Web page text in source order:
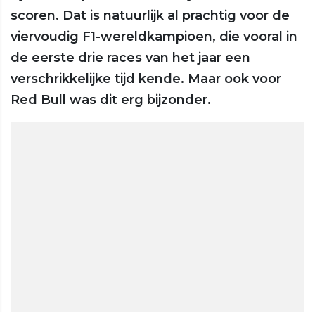
scoren. Dat is natuurlijk al prachtig voor de
viervoudig F1-wereldkampioen, die vooral in
de eerste drie races van het jaar een
verschrikkelijke tijd kende. Maar ook voor
Red Bull was dit erg bijzonder.